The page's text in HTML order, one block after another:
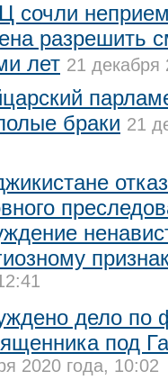
сочли
разрешить
лет 21 декабря
браки 21
дело по
под
2020 года, 10:02